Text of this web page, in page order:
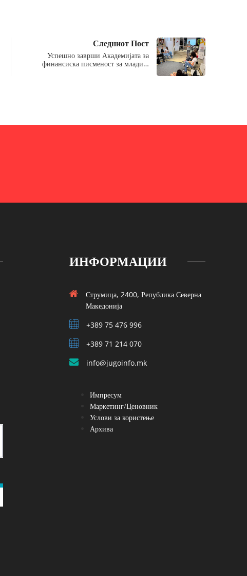
Следниот Пост
Успешно заврши Академијата за
финансиска писменост за млади…
ИНФОРМАЦИИ
Струмица, 2400, Република Северна
Македонија
+389 75 476 996
+389 71 214 070
info@jugoinfo.mk
Импресум
Маркетинг/Ценовник
Услови за користење
Архива